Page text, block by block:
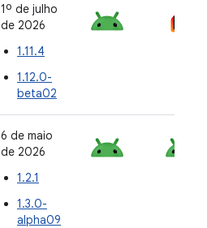
1º de julho
de 2026
1.11.4
1.12.0-
beta02
6 de maio
de 2026
1.2.1
1.3.0-
alpha09